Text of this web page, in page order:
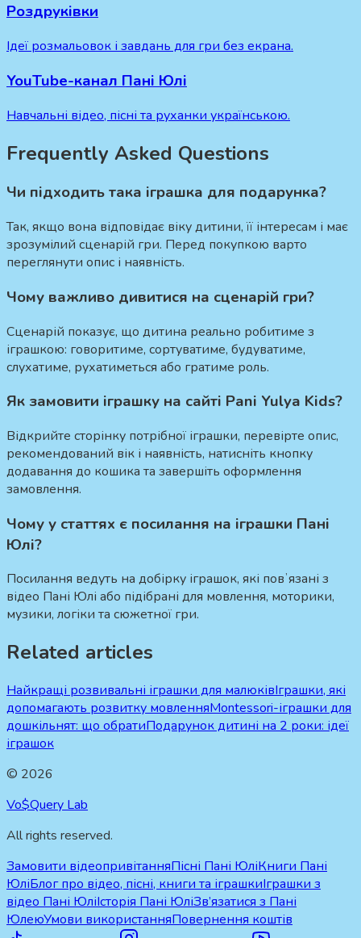
Роздруківки
Ідеї розмальовок і завдань для гри без екрана.
YouTube-канал Пані Юлі
Навчальні відео, пісні та руханки українською.
Frequently Asked Questions
Чи підходить така іграшка для подарунка?
Так, якщо вона відповідає віку дитини, її інтересам і має
зрозумілий сценарій гри. Перед покупкою варто
переглянути опис і наявність.
Чому важливо дивитися на сценарій гри?
Сценарій показує, що дитина реально робитиме з
іграшкою: говоритиме, сортуватиме, будуватиме,
слухатиме, рухатиметься або гратиме роль.
Як замовити іграшку на сайті Pani Yulya Kids?
Відкрийте сторінку потрібної іграшки, перевірте опис,
рекомендований вік і наявність, натисніть кнопку
додавання до кошика та завершіть оформлення
замовлення.
Чому у статтях є посилання на іграшки Пані
Юлі?
Посилання ведуть на добірку іграшок, які повʼязані з
відео Пані Юлі або підібрані для мовлення, моторики,
музики, логіки та сюжетної гри.
Related articles
Найкращі розвивальні іграшки для малюківІграшки, які
допомагають розвитку мовленняMontessori-іграшки для
дошкільнят: що обратиПодарунок дитині на 2 роки: ідеї
іграшок
© 2026
Vo$Query Lab
All rights reserved.
Замовити відеопривітанняПісні Пані ЮліКниги Пані
ЮліБлог про відео, пісні, книги та іграшкиІграшки з
відео Пані ЮліІсторія Пані ЮліЗв’язатися з Пані
ЮлеюУмови використанняПовернення коштів